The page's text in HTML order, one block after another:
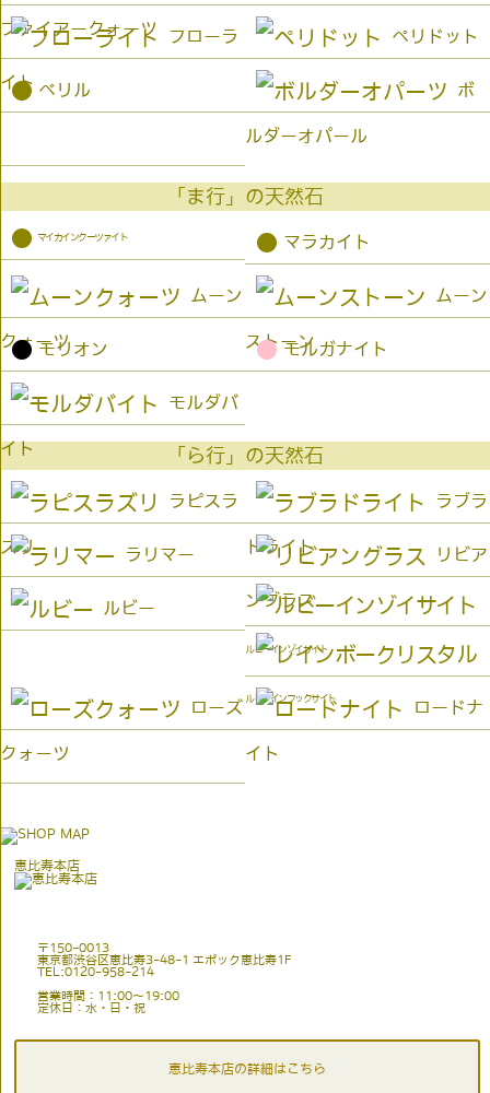
ファイアークォーツ フローラ
イト
ペリドット
● ベリル ボ
ルダーオパール
「ま行」の天然石
● マイカインクーツァイト ● マラカイト
ムーン
クォーツ
ムーン
ストーン
● モリオン ● モルガナイト
モルダバ
イト 「ら行」の天然石
ラピスラ
ズリ
ラブラ
ドライト
ラリマー リビア
ングラス
ルビー
ルビーインゾイサイト
ルビーインフックサイト
ローズ
クォーツ
ロードナ
イト
恵比寿本店
〒150-0013
東京都渋谷区恵比寿3-48-1 エポック恵比寿1F
TEL:0120-958-214
営業時間：11:00〜19:00
定休日：水・日・祝
恵比寿本店の詳細はこちら